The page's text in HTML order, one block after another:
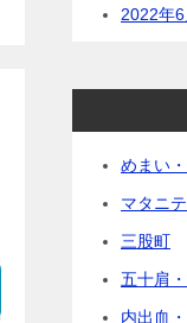
2022年6
めまい
マタニ
三股町
五十肩
内出血